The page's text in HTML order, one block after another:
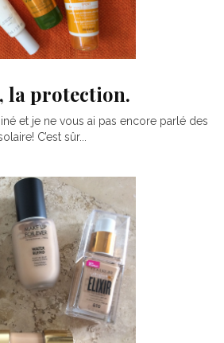
la protection.
et je ne vous ai pas encore parlé des
C’est sûr...